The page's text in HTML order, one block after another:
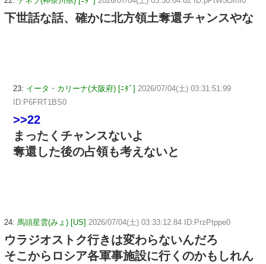
下世話な話、確かに北方領土奪還チャンスやな
23: イータ・カリーナ(大阪府) [ﾆﾀﾞ] 2026/07/04(土) 03:31:51.99
ID:P6FRT1BS0
>>22
まったくチャンスないよ
奪還した後の占領も考えないと
24: 馬頭星雲(みょ) [US] 2026/07/04(土) 03:33:12.84 ID:PrzPtppe0
ウラジオストク行きは変わらないんだろ
そこからロシア各軍事施設に行くのかもしれん